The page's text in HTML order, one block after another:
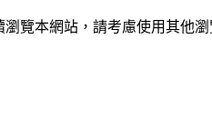
覽本網站，請考慮使用其他瀏